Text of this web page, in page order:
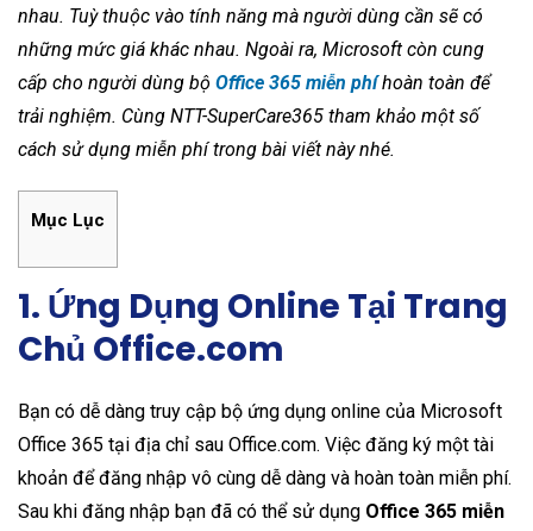
nhau. Tuỳ thuộc vào tính năng mà người dùng cần sẽ có
những mức giá khác nhau. Ngoài ra, Microsoft còn cung
cấp cho người dùng bộ Office 365 miễn phí hoàn toàn để
trải nghiệm. Cùng NTT-SuperCare365 tham khảo một số
cách sử dụng miễn phí trong bài viết này nhé.
Mục Lục
1. Ứng Dụng Online Tại Trang
Chủ Office.com
Bạn có dễ dàng truy cập bộ ứng dụng online của Microsoft
Office 365 tại địa chỉ sau Office.com. Việc đăng ký một tài
khoản để đăng nhập vô cùng dễ dàng và hoàn toàn miễn phí.
Sau khi đăng nhập bạn đã có thể sử dụng Office 365 miễn